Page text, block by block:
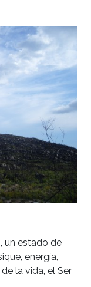
un estado de
energía,
la vida, el Ser